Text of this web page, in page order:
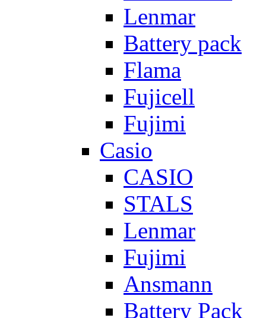
Lenmar
Battery pack
Flama
Fujicell
Fujimi
Casio
CASIO
STALS
Lenmar
Fujimi
Ansmann
Battery Pack